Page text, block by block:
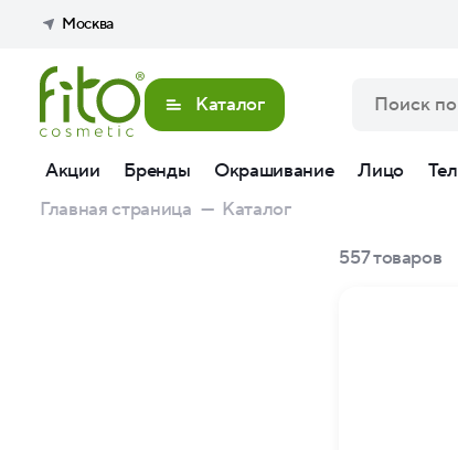
Москва
Каталог
Акции Бренды Окрашивание Лицо
Главная страница — Каталог
557товаров